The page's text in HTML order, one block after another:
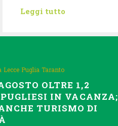
Leggi tutto
Lecce Puglia Taranto
OLTRE 1,2
IN VACANZA;
TURISMO DI